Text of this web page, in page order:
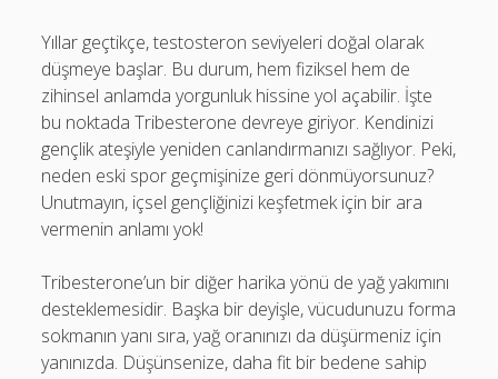
Yıllar geçtikçe, testosteron seviyeleri doğal olarak
düşmeye başlar. Bu durum, hem fiziksel hem de
zihinsel anlamda yorgunluk hissine yol açabilir. İşte
bu noktada Tribesterone devreye giriyor. Kendinizi
gençlik ateşiyle yeniden canlandırmanızı sağlıyor. Peki,
neden eski spor geçmişinize geri dönmüyorsunuz?
Unutmayın, içsel gençliğinizi keşfetmek için bir ara
vermenin anlamı yok!
Tribesterone’un bir diğer harika yönü de yağ yakımını
desteklemesidir. Başka bir deyişle, vücudunuzu forma
sokmanın yanı sıra, yağ oranınızı da düşürmeniz için
yanınızda. Düşünsenize, daha fit bir bedene sahip